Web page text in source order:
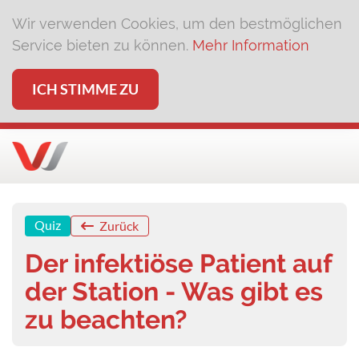
Wir verwenden Cookies, um den bestmöglichen
Service bieten zu können. Mehr Information
ICH STIMME ZU
Quiz Zurück
Der infektiöse Patient auf
der Station - Was gibt es
zu beachten?